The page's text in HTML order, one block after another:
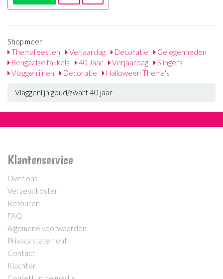
Shop meer
Themafeesten
Verjaardag Decoratie
Gelegenheden
Bengaalse fakkels
40 Jaar Verjaardag
Slingers
Vlaggenlijnen
Decoratie Halloween Thema's
Vlaggenlijn goud/zwart 40 jaar
Klantenservice
Over ons
Verzendkosten
Retouren
FAQ
Algemene voorwaarden
Privacy statement
Contact
Klachten